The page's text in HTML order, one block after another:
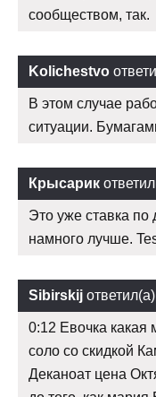
сообществом, так.
Kolichestvo
В этом случае
ситуации.
Крысарик
Это уже ставка
намного лучше.
Sibirskij ответил(а)
0:12 Евочка какая
соло со скидкой
Деканоат цена